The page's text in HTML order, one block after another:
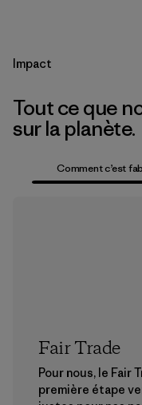
Impact
Tout ce que
sur la planète.
Comment c’est
Fair Trade
Pour nous, le Fair
première étape